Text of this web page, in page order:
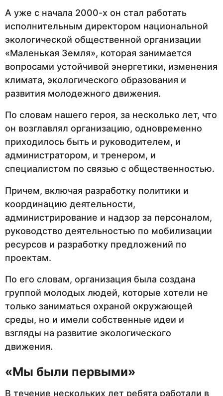
А уже с начала 2000-х он стал работать
исполнительным директором национальной
экологической общественной организации
«Маленькая Земля», которая занимается
вопросами устойчивой энергетики, изменения
климата, экологического образования и
развития молодежного движения.
По словам нашего героя, за несколько лет, что
он возглавлял организацию, одновременно
приходилось быть и руководителем, и
администратором, и тренером, и
специалистом по связью с общественностью.
Причем, включая разработку политики и
координацию деятельности,
администрирование и надзор за персоналом,
руководство деятельностью по мобилизации
ресурсов и разработку предложений по
проектам.
По его словам, организация была создана
группой молодых людей, которые хотели не
только заниматься охраной окружающей
среды, но и имели собственные идеи и
взгляды на развитие экологического
движения.
«Мы были первыми»
В течение нескольких лет ребята работали в